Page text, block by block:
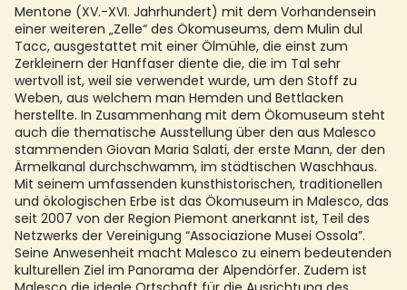
Mentone (XV.-XVI. Jahrhundert) mit dem Vorhandensein
einer weiteren „Zelle“ des Ökomuseums, dem Mulin dul
Tacc, ausgestattet mit einer Ölmühle, die einst zum
Zerkleinern der Hanffaser diente die, die im Tal sehr
wertvoll ist, weil sie verwendet wurde, um den Stoff zu
Weben, aus welchem man Hemden und Bettlacken
herstellte. In Zusammenhang mit dem Ökomuseum steht
auch die thematische Ausstellung über den aus Malesco
stammenden Giovan Maria Salati, der erste Mann, der den
Ärmelkanal durchschwamm, im städtischen Waschhaus.
Mit seinem umfassenden kunsthistorischen, traditionellen
und ökologischen Erbe ist das Ökomuseum in Malesco, das
seit 2007 von der Region Piemont anerkannt ist, Teil des
Netzwerks der Vereinigung “Associazione Musei Ossola”.
Seine Anwesenheit macht Malesco zu einem bedeutenden
kulturellen Ziel im Panorama der Alpendörfer. Zudem ist